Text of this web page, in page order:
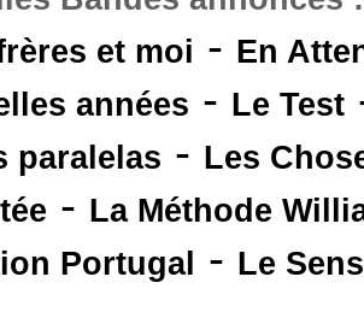
et moi - En
années - Le Test
paralelas - Les
- La Méthode
Portugal
- Le